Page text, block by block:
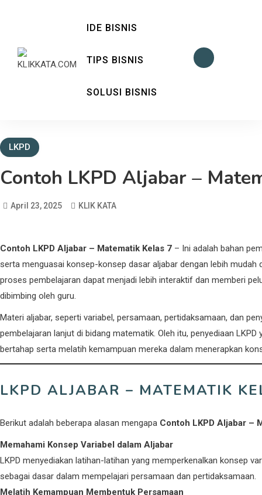
IDE BISNIS
TIPS BISNIS
SOLUSI BISNIS
KLIK KATA – Referensi
LKPD
Contoh LKPD Aljabar –
April 23, 2025 KLIK KATA
Contoh LKPD Aljabar – Matematik Kelas 7 – Ini adalah bahan
serta menguasai konsep-konsep dasar aljabar dengan lebih mudah
proses pembelajaran dapat menjadi lebih interaktif dan memberi
dibimbing oleh guru.
Materi aljabar, seperti variabel, persamaan, pertidaksamaan, dan
pembelajaran lanjut di bidang matematik. Oleh itu, penyediaan
bertahap serta melatih kemampuan mereka dalam menerapkan
LKPD ALJABAR – MATEMATIK
Berikut adalah beberapa alasan mengapa Contoh LKPD Aljabar –
Memahami Konsep Variabel dalam Aljabar
LKPD menyediakan latihan-latihan yang memperkenalkan konsep
sebagai dasar dalam mempelajari persamaan dan pertidaksamaan.
Melatih Kemampuan Membentuk Persamaan